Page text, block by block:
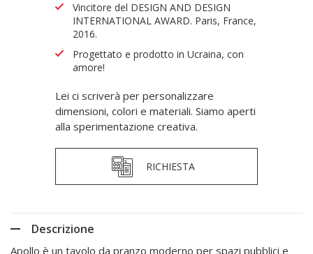
Vincitore del DESIGN AND DESIGN
INTERNATIONAL AWARD. Paris, France,
2016.
Progettato e prodotto in Ucraina, con
amore!
Lei ci scriverà per personalizzare
dimensioni, colori e materiali. Siamo aperti
alla sperimentazione creativa.
RICHIESTA
Descrizione
Apollo è un tavolo da pranzo moderno per spazi pubblici e